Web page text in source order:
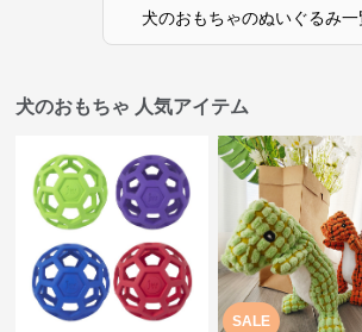
犬のおもちゃのぬいぐるみ一
犬のおもちゃ 人気アイテム
SALE